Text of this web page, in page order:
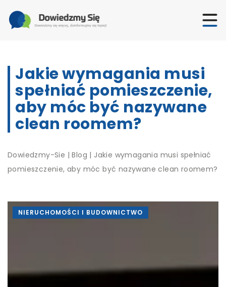
Jakie wymagania musi
spełniać pomieszczenie,
aby móc być nazywane
clean roomem?
Dowiedzmy-Sie |Blog | Jakie wymagania musi spełniać
pomieszczenie, aby móc być nazywane clean roomem?
NIERUCHOMOŚCI I BUDOWNICTWO